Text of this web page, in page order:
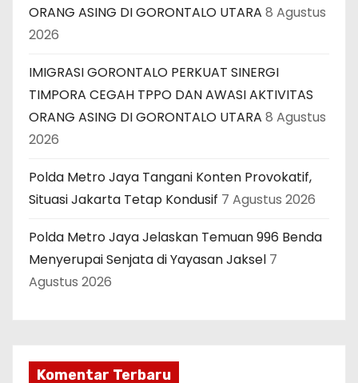
ORANG ASING DI GORONTALO UTARA 8 Agustus
2026
IMIGRASI GORONTALO PERKUAT SINERGI
TIMPORA CEGAH TPPO DAN AWASI AKTIVITAS
ORANG ASING DI GORONTALO UTARA 8 Agustus
2026
Polda Metro Jaya Tangani Konten Provokatif,
Situasi Jakarta Tetap Kondusif 7 Agustus 2026
Polda Metro Jaya Jelaskan Temuan 996 Benda
Menyerupai Senjata di Yayasan Jaksel 7
Agustus 2026
Komentar Terbaru